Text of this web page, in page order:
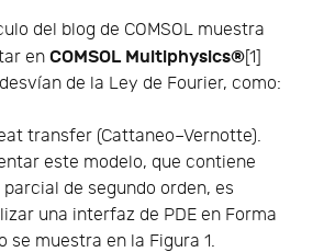
del blog de COMSOL muestra
en COMSOL Multiphysics®[1]
de la Ley de Fourier, como:
transfer (Cattaneo–Vernotte).
este modelo, que contiene
de segundo orden, es
una interfaz de PDE en Forma
se muestra en la Figura 1.